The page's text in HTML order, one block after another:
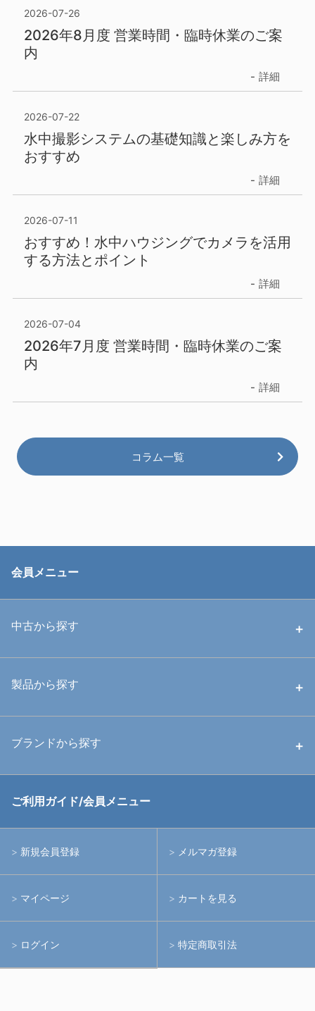
2026-07-26
2026年8月度 営業時間・臨時休業のご案
内
詳細
2026-07-22
水中撮影システムの基礎知識と楽しみ方を
おすすめ
詳細
2026-07-11
おすすめ！水中ハウジングでカメラを活用
する方法とポイント
詳細
2026-07-04
2026年7月度 営業時間・臨時休業のご案
内
詳細
コラム一覧
会員メニュー
中古から探す
中古ハウジング
中古アームシステム
製品から探す
ハウジング
ライト
アームシステム
アクションカメラ(GoPro等)
水中用品
ブランドから探す
RGBlue
イノン
ご利用ガイド/会員メニュー
新規会員登録 メルマガ登録
マイページ カートを見る
ログイン 特定商取引法